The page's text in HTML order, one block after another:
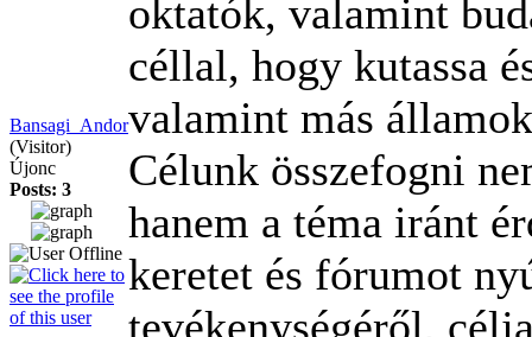
Bansagi_Andor
(Visitor)
Újonc
Posts: 3
oktatók, valamint
céllal, hogy kutassa
valamint más
Célunk összefogni
hanem a téma iránt
keretet és fórumot
tevékenységéről,